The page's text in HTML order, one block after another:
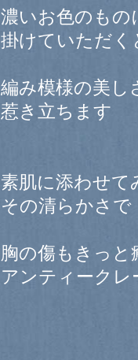
濃いお色のもの
掛けていただく
編み模様の美し
惹き立ちます
素肌に添わせて
その清らかさで
胸の傷もきっ
アンティークレ